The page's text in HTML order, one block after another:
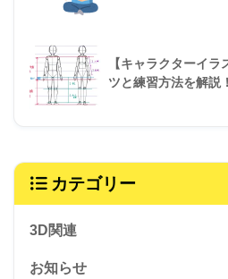
【キャラクターイ
ツと練習方法を解説！
カテゴリー
3D関連
お知らせ